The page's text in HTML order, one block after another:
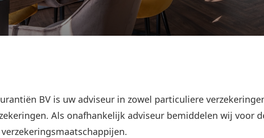
BV is uw adviseur in zowel particuliere
Als onafhankelijk adviseur bemiddelen wij voor